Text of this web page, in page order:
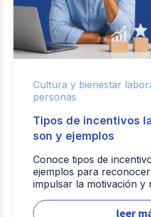
Cultura y bienestar
personas
Tipos de incentivos
son y ejemplos
Conoce tipos de
ejemplos para
impulsar la motivación y
leer